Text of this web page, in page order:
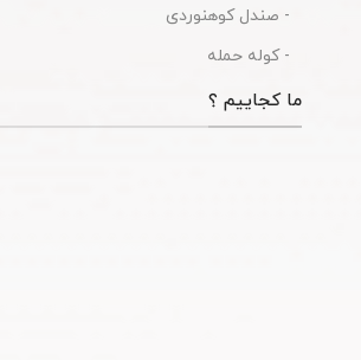
- صندل کوهنوردی
- کوله حمله
ما کجاییم ؟